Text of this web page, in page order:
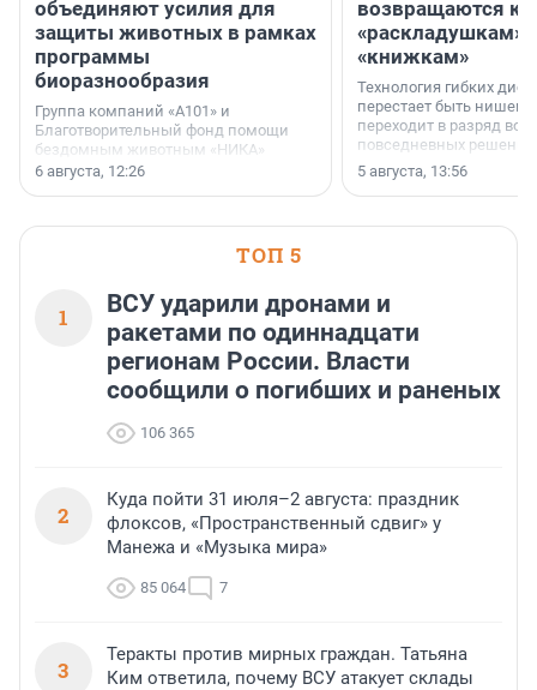
объединяют усилия для
защиты животных в рамках
программы
биоразнообразия
Группа компаний «А101» и
Благотворительный фонд помощи
бездомным животным «НИКА»
заключили соглашение о
6 августа, 12:26
возвращаются к
«раскладушкам»
«книжкам»
Технология гибких
перестает быть
переходит в разряд
повседневных
5 августа, 13:56
ТОП 5
1
ВСУ ударили дронами и
ракетами по одиннадцати
регионам России. Власти
сообщили о погибших и раненых
106 365
2
Куда пойти 31 июля–2 августа: праздник
флоксов, «Пространственный сдвиг» у
Манежа и «Музыка мира»
85 064 7
3
Теракты против мирных граждан. Татьяна
Ким ответила, почему ВСУ атакует склады